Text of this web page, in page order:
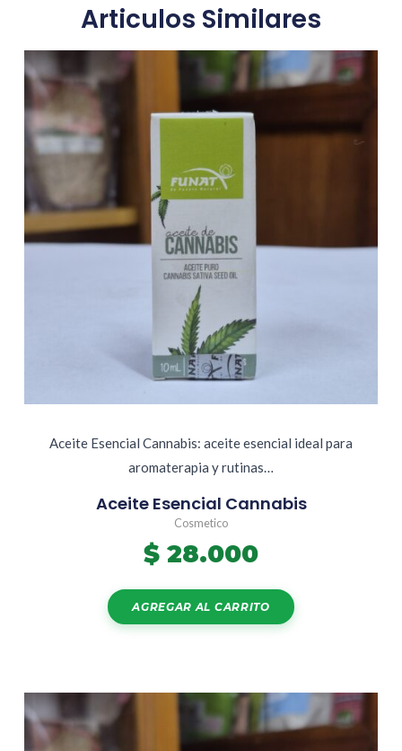
Articulos Similares
Aceite Esencial Cannabis: aceite esencial ideal para
aromaterapia y rutinas…
Aceite Esencial Cannabis
Cosmetico
$ 28.000
AGREGAR AL CARRITO